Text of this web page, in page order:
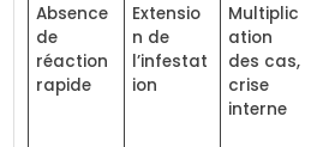
Absence
de
réaction
rapide
Extensio
n de
l’infestat
ion
Multiplic
ation
des cas,
crise
interne